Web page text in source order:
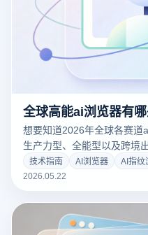
想要知道2026年全球各赛道
生产力型、全能型以及跨境
登指纹浏览器，深度解密AI
联与智能化行为模拟保障多
技术指南 AI浏览器
AI指纹
2026.05.22